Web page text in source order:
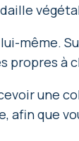
même.
propres à
que